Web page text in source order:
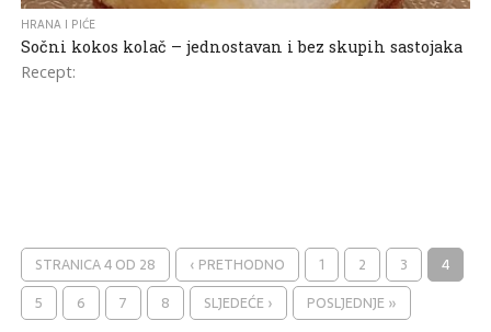
HRANA I PIĆE
Sočni kokos kolač – jednostavan i bez skupih sastojaka
Recept:
STRANICA 4 OD 28 ‹ PRETHODNO 1 2 3
4
5
6 7 8 SLJEDEĆE › POSLJEDNJE »